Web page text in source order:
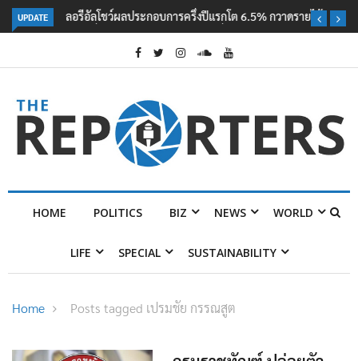
UPDATE
ลอรีอัลโชว์ผลประกอบการครึ่งปีแรกโต 6.5% กวาดรายได้ 2.3 หมื่นล้านยูโร
คว้าไลเซนส์ ‘กุชชี่’ 50 ปี พร้อมส่ง 4 แบรนด์ใหม่บุกตลาดไทย
POLITICS BIZ NEWS WORLD